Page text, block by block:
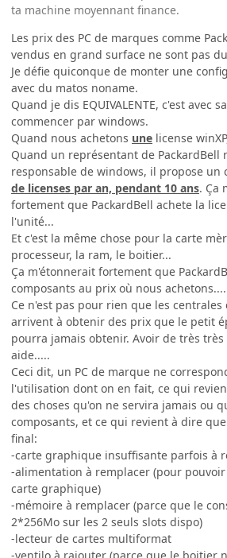
ta machine moyennant finance.
Les prix des PC de marques comme
vendus en grand surface ne sont pas
Je défie quiconque de monter une config
avec du matos noname.
Quand je dis EQUIVALENTE, c'est avec
commencer par windows.
Quand nous achetons une license
Quand un représentant de PackardBell
responsable de windows, il propose un
de licenses par an, pendant 10 ans. Ça
fortement que PackardBell achete la
l'unité...
Et c'est la même chose pour la carte
processeur, la ram, le boitier...
Ça m'étonnerait fortement que
composants au prix où nous achetons....
Ce n'est pas pour rien que les centrales
arrivent à obtenir des prix que le petit
pourra jamais obtenir. Avoir de très très
aide.....
Ceci dit, un PC de marque ne
l'utilisation dont on en fait, ce qui
des choses qu'on ne servira jamais ou
composants, et ce qui revient à dire
final:
-carte graphique insuffisante parfois à
-alimentation à remplacer (pour
carte graphique)
-mémoire à remplacer (parce que le
2*256Mo sur les 2 seuls slots dispo)
-lecteur de cartes multiformat